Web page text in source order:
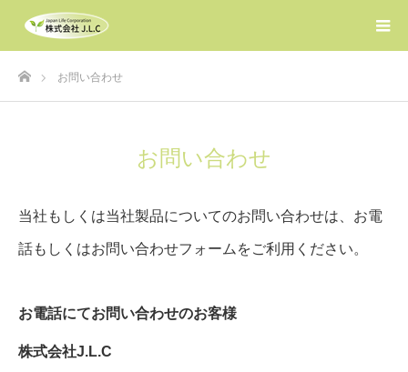
ホームお問い合わせ
お問い合わせ
当社もしくは当社製品についてのお問い合わせは、お電
話もしくはお問い合わせフォームをご利用ください。
お電話にてお問い合わせのお客様
株式会社J.L.C